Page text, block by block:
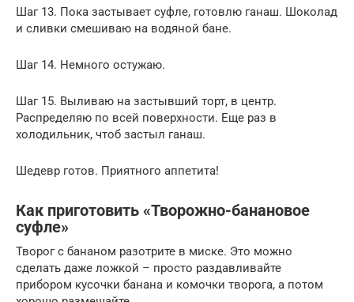
Шаг 13. Пока застывает суфле, готовлю ганаш. Шоколад
и сливки смешиваю на водяной бане.
Шаг 14. Немного остужаю.
Шаг 15. Выливаю на застывший торт, в центр.
Распределяю по всей поверхности. Еще раз в
холодильник, чтоб застыл ганаш.
Шедевр готов. Приятного аппетита!
Как приготовить «Творожно-банановое
суфле»
Творог с бананом разотрите в миске. Это можно
сделать даже ложкой – просто раздавливайте
прибором кусочки банана и комочки творога, а потом